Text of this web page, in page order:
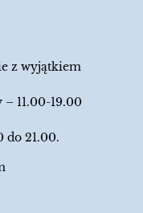
z wyjątkiem
11.00-19.00
do 21.00.